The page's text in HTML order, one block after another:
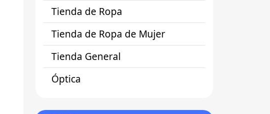
Tienda de Ropa
Tienda de Ropa de Mujer
Tienda General
Óptica